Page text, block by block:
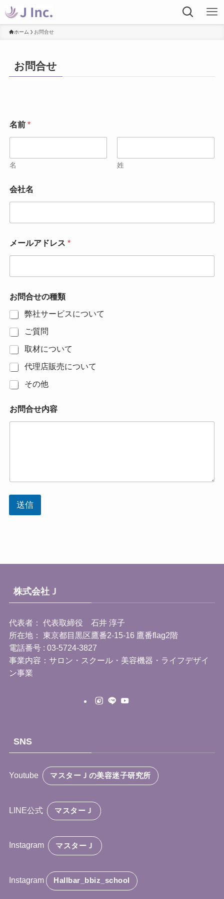
ホーム お問合せ
お問合せ
名
前
名前 *
名 姓
会社名
メールアドレス *
問
合
せ
の
種
類
お
問
容
名
前
お問合せの種類
弊社サービスについて
ご質問
取材について
代理店販売について
その他
お問合せ内容
送信
株式会社Ｊ
代表者： 代表取締役 石井 淳子
所在地： 東京都目黒区鷹番2-15-16 鷹番flag2階
電話番号 : 03-5724-3827
事業内容：サロン・スクール・美容機器・ライフデザイ
ン事業
SNS
Youtube マスターＪの美容迷子研究所
LINE公式 マスターＪ
Instagram マスターＪ
Instagram Hallbar_bbiz_school